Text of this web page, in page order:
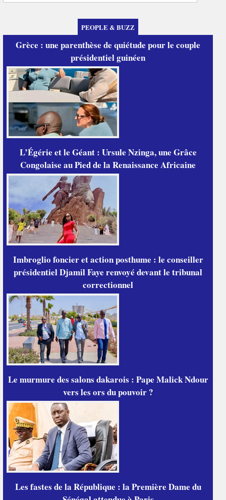
PEOPLE & BUZZ
Grèce : une parenthèse de quiétude pour le couple
présidentiel guinéen
L’Égérie et le Géant : Ursule Nzinga, une Grâce
Congolaise au Pied de la Renaissance Africaine
Imbroglio foncier et action posthume : le conseiller
présidentiel Djamil Faye renvoyé devant le tribunal
correctionnel
Le murmure des salons dakarois : Pape Malick Ndour
vers les ors du pouvoir ?
Les fastes de la République : la Première Dame du